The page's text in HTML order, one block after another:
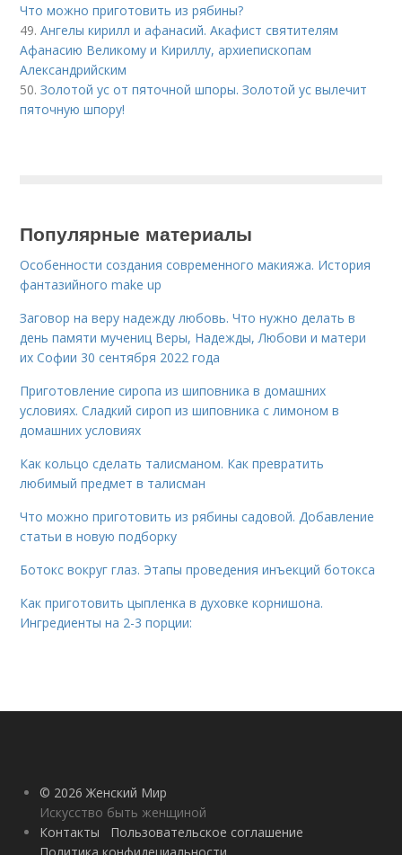
Что можно приготовить из рябины?
49.Ангелы кирилл и афанасий. Акафист святителям
Афанасию Великому и Кириллу, архиепископам
Александрийским
50.Золотой ус от пяточной шпоры. Золотой ус вылечит
пяточную шпору!
Популярные материалы
Особенности создания современного макияжа. История
фантазийного make up
Заговор на веру надежду любовь. Что нужно делать в
день памяти мучениц Веры, Надежды, Любови и матери
их Софии 30 сентября 2022 года
Приготовление сиропа из шиповника в домашних
условиях. Сладкий сироп из шиповника с лимоном в
домашних условиях
Как кольцо сделать талисманом. Как превратить
любимый предмет в талисман
Что можно приготовить из рябины садовой. Добавление
статьи в новую подборку
Ботокс вокруг глаз. Этапы проведения инъекций ботокса
Как приготовить цыпленка в духовке корнишона.
Ингредиенты на 2-3 порции:
© 2026 Женский Мир
Искусство быть женщиной
Контакты
Пользовательское соглашение